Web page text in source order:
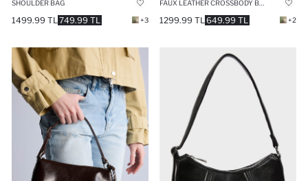
SHOULDER BAG
749.99 TL
1499.99 TL +3 649.99 TL
1299.99 TL +2